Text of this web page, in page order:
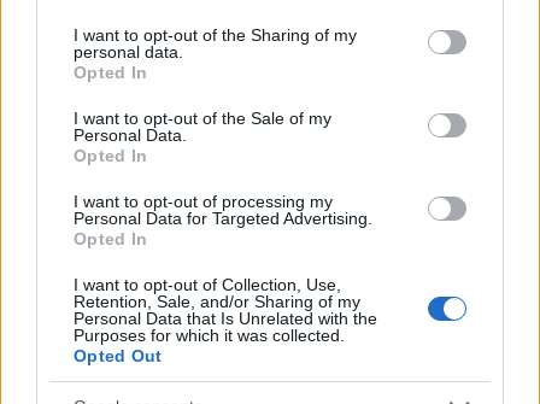
not limited to your visit or usage behaviour. You may click to
grant or deny consent to Google and its third-party tags to
use your data for below specified purposes in below Google
consent section.
I want to opt-out of the Sharing of my
personal data.
Opted In
I want to opt-out of the Sale of my
Personal Data.
Opted In
I want to opt-out of processing my
Personal Data for Targeted Advertising.
Opted In
I want to opt-out of Collection, Use,
Retention, Sale, and/or Sharing of my
Personal Data that Is Unrelated with the
Purposes for which it was collected.
Opted Out